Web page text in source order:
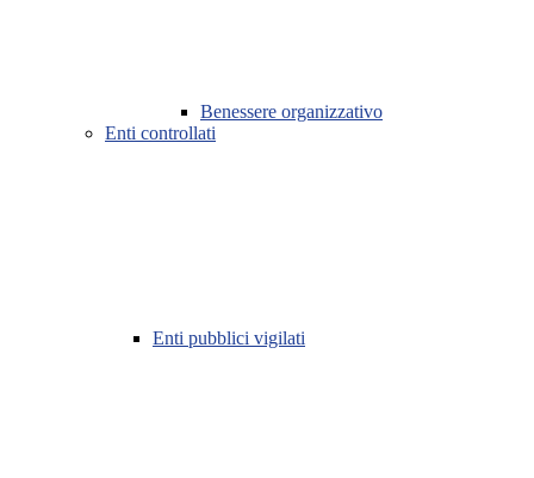
Benessere organizzativo
Enti controllati
Enti pubblici vigilati